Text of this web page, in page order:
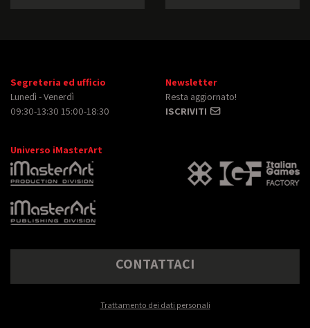
Segreteria ed ufficio
Lunedì - Venerdì
09:30-13:30 15:00-18:30
Newsletter
Resta aggiornato!
ISCRIVITI
Universo iMasterArt
CONTATTACI
Trattamento dei dati personali